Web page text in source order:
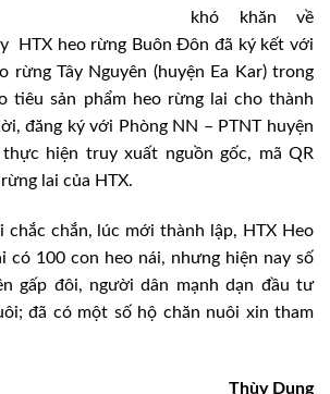
khó khăn về
HTX heo rừng Buôn Đôn đã ký kết với
rừng Tây Nguyên (huyện Ea Kar) trong
tiêu sản phẩm heo rừng lai cho thành
đăng ký với Phòng NN – PTNT huyện
hiện truy xuất nguồn gốc, mã QR
lai của HTX.
chắn, lúc mới thành lập, HTX Heo
có 100 con heo nái, nhưng hiện nay số
gấp đôi, người dân mạnh dạn đầu tư
đã có một số hộ chăn nuôi xin tham
Thùy Dung